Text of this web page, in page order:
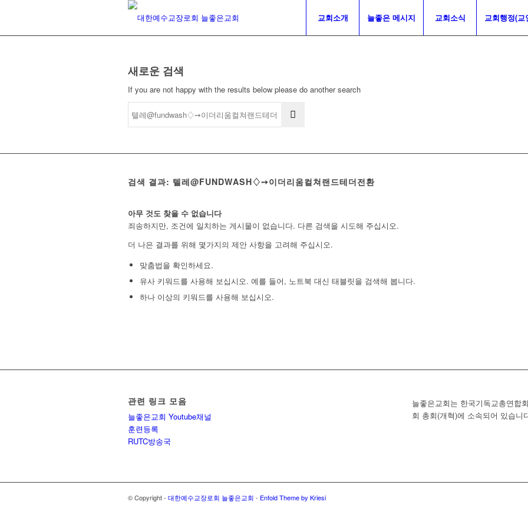
교회소개 늘좋은 메시지 교회소식 교회행정(교
새로운 검색
If you are not happy with the results below please do another search
검색 결과: 텔레@FUNDWASH♢➙이더리움컬쳐랜드테더전환
아무 것도 찾을 수 없습니다
죄송하지만, 조건에 일치하는 게시물이 없습니다. 다른 검색을 시도해 주십시오.
더 나은 결과를 위해 몇가지의 제안 사항을 고려해 주십시오.
맞춤법을 확인하세요.
유사 키워드를 사용해 보십시오. 예를 들어, 노트북 대신 태블릿을 검색해 봅니다.
하나 이상의 키워드를 사용해 보십시오.
관련 링크 모음
늘좋은교회 Youtube채널
훈련등록
RUTC방송국
늘좋은교회는 한국기독교총연합
회 총회(개혁)에 소속되어 있습니
© Copyright - 대한예수교장로회 늘좋은교회 - Enfold Theme by Kriesi